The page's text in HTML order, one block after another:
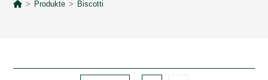
> Produkte > Biscotti